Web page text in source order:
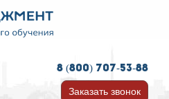
8 (800) 707-53-88
Заказать звонок